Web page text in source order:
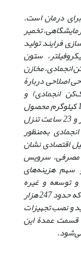
برای درمان است.
تخمیر
فرایند تولید
ستون
انجمادی، مخازن
اصلاحی دربارۀ
انجمادی) و
سازی عملیات‌ها در هر بار تولید ناپیوسته 1/6 کیلوگرم محصول
انجام پذیرفت و زمان کمینۀ تولید از 12 روز به 7 روز و 23 ساعت تنزل
بهمنظور
اقتصادی نشان
مصرفی، سرویس
های
و توسعه و غیره
38/27% است. آرژینین 97% کل هزینۀ مواد مصرفی را که حدود 247 هزار
و نصب تجهیزات
دلار است. قسمت عمدۀ این